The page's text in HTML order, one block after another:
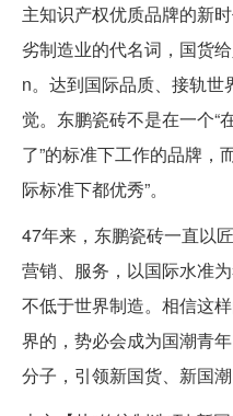
主知识产权优质品牌的新
劣制造业的代名词，国货
n。达到国际品质、接轨
觉。东鹏瓷砖不是在一个“
了”的标准下工作的品牌，
际标准下都优秀”。
47年来，东鹏瓷砖一直以
营销、服务，以国际水准
不低于世界制造。相信这
界的，势必会成为国潮青
分子，引领新国货、新国